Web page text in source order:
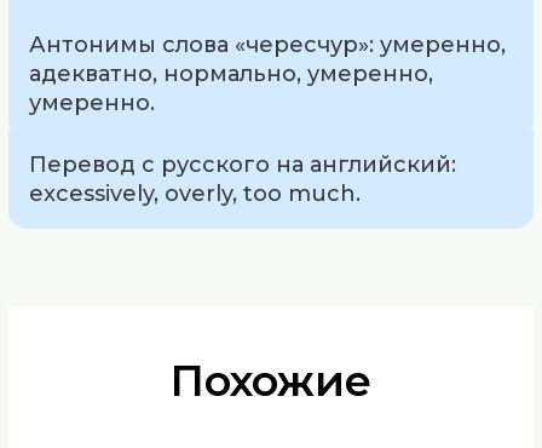
Антонимы слова «чересчур»: умеренно,
адекватно, нормально, умеренно,
умеренно.
Перевод с русского на английский:
excessively, overly, too much.
Похожие